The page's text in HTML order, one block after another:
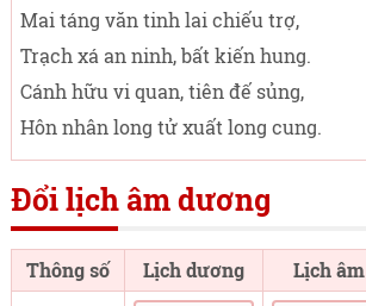
Mai táng văn tinh lai chiếu trợ,
Trạch xá an ninh, bất kiến hung.
Cánh hữu vi quan, tiên đế sủng,
Hôn nhân long tử xuất long cung.
Đổi lịch âm dương
Thông số Lịch dương Lịch âm